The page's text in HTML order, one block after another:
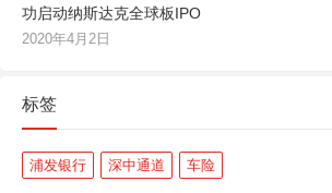
功启动纳斯达克全球板IPO
2020年4月2日
标签
浦发银行 深中通道 车险